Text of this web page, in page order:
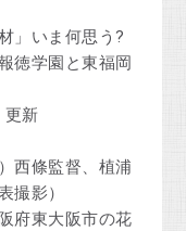
」いま何思う?
徳学園と東福岡
更新
西條監督、植浦
撮影）
府東大阪市の花